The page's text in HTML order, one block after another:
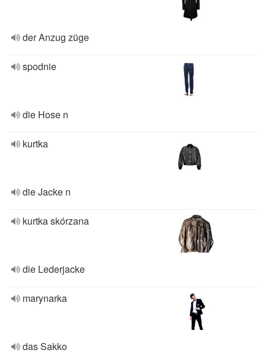
der Anzug züge
spodnie
die Hose n
kurtka
die Jacke n
kurtka skórzana
die Lederjacke
marynarka
das Sakko